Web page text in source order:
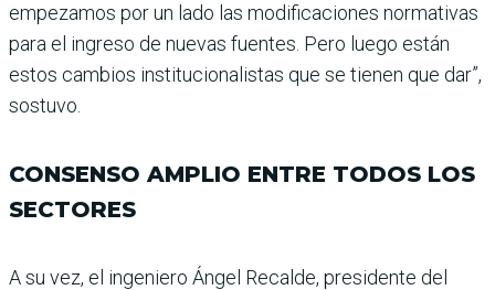
empezamos por un lado las modificaciones nor­mativas
para el ingreso de nuevas fuentes. Pero luego están
estos cambios institu­cionalistas que se tienen que dar”,
sostuvo.
CONSENSO AMPLIO ENTRE TODOS LOS
SECTORES
A su vez, el ingeniero Ángel Recalde, presidente del